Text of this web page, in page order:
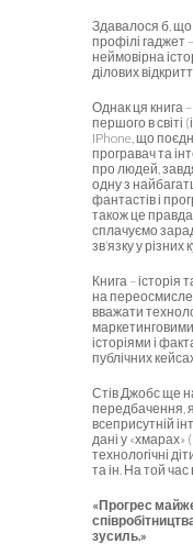
Здавалося б,
профілі гаджет
неймовірна
ділових
Однак ця книга
першого в світі
IPhone, що
програвач та
про людей,
одну з
фантастів і
також це правда
сплачуємо
зв’язку у різних
Книга – історія
на
вважати
історіями і
публічних
Стів Джобс ще
передбачення,
всеприсутній
дані у
технологічні
та ін. На той
«Прогрес
зусиль.»